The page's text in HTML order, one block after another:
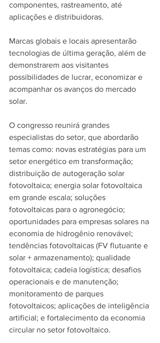
componentes, rastreamento, até
aplicações e distribuidoras.
Marcas globais e locais apresentarão
tecnologias de última geração, além de
demonstrarem aos visitantes
possibilidades de lucrar, economizar e
acompanhar os avanços do mercado
solar.
O congresso reunirá grandes
especialistas do setor, que abordarão
temas como: novas estratégias para um
setor energético em transformação;
distribuição de autogeração solar
fotovoltaica; energia solar fotovoltaica
em grande escala; soluções
fotovoltaicas para o agronegócio;
oportunidades para empresas solares na
economia de hidrogênio renovável;
tendências fotovoltaicas (FV flutuante e
solar + armazenamento); qualidade
fotovoltaica; cadeia logística; desafios
operacionais e de manutenção;
monitoramento de parques
fotovoltaicos; aplicações de inteligência
artificial; e fortalecimento da economia
circular no setor fotovoltaico.